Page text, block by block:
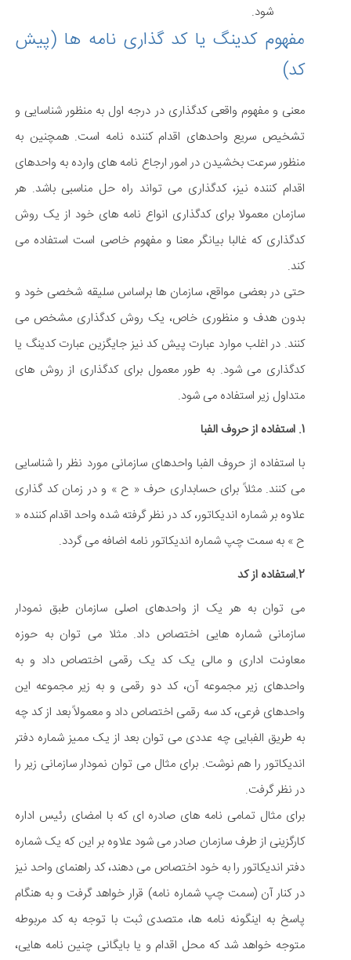
شود.
مفهوم کدینگ یا کد گذاری نامه ها (پیش
کد)
معنی و مفهوم واقعی کدگذاری در درجه اول به منظور شناسایی و
تشخیص سریع واحدهای اقدام کننده نامه است. همچنین به
منظور سرعت بخشیدن در امور ارجاع نامه های وارده به واحدهای
اقدام کننده نیز، کدگذاری می تواند راه حل مناسبی باشد. هر
سازمان معمولا برای کدگذاری انواع نامه های خود از یک روش
کدگذاری که غالبا بیانگر معنا و مفهوم خاصی است استفاده می
کند.
حتی در بعضی مواقع، سازمان ها براساس سلیقه شخصی خود و
بدون هدف و منظوری خاص، یک روش کدگذاری مشخص می
کنند. در اغلب موارد عبارت پیش کد نیز جایگزین عبارت کدینگ یا
کدگذاری می شود. به طور معمول برای کدگذاری از روش های
متداول زیر استفاده می شود.
1. استفاده از حروف الفبا
با استفاده از حروف الفبا واحدهای سازمانی مورد نظر را شناسایی
می کنند. مثلاً برای حسابداری حرف « ح » و در زمان کد گذاری
علاوه بر شماره اندیکاتور، کد در نظر گرفته شده واحد اقدام کننده «
ح » به سمت چپ شماره اندیکاتور نامه اضافه می گردد.
2.استفاده از کد
می توان به هر یک از واحدهای اصلی سازمان طبق نمودار
سازمانی شماره هایی اختصاص داد. مثلا می توان به حوزه
معاونت اداری و مالی یک کد یک رقمی اختصاص داد و به
واحدهای زیر مجموعه آن، کد دو رقمی و به زیر مجموعه این
واحدهای فرعی، کد سه رقمی اختصاص داد و معمولاً بعد از کد چه
به طریق الفبایی چه عددی می توان بعد از یک ممیز شماره دفتر
اندیکاتور را هم نوشت. برای مثال می توان نمودار سازمانی زیر را
در نظر گرفت.
برای مثال تمامی نامه های صادره ای که با امضای رئیس اداره
کارگزینی از طرف سازمان صادر می شود علاوه بر این که یک شماره
دفتر اندیکاتور را به خود اختصاص می دهند، کد راهنمای واحد نیز
در کنار آن (سمت چپ شماره نامه) قرار خواهد گرفت و به هنگام
پاسخ به اینگونه نامه ها، متصدی ثبت با توجه به کد مربوطه
متوجه خواهد شد که محل اقدام و یا بایگانی چنین نامه هایی،